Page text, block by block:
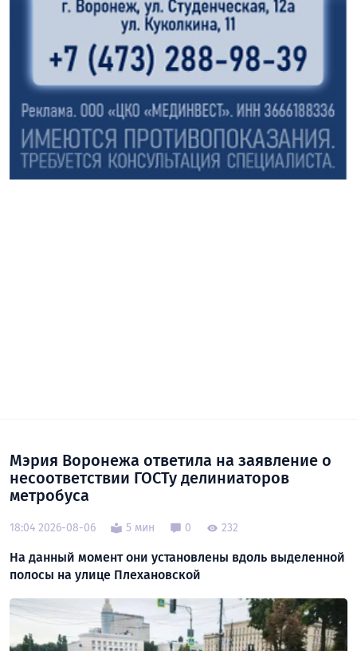
Мэрия Воронежа ответила на заявление о
несоответствии ГОСТу делиниаторов
метробуса
18:04 2026-08-06 5 мин 0 232
На данный момент они установлены вдоль выделенной
полосы на улице Плехановской